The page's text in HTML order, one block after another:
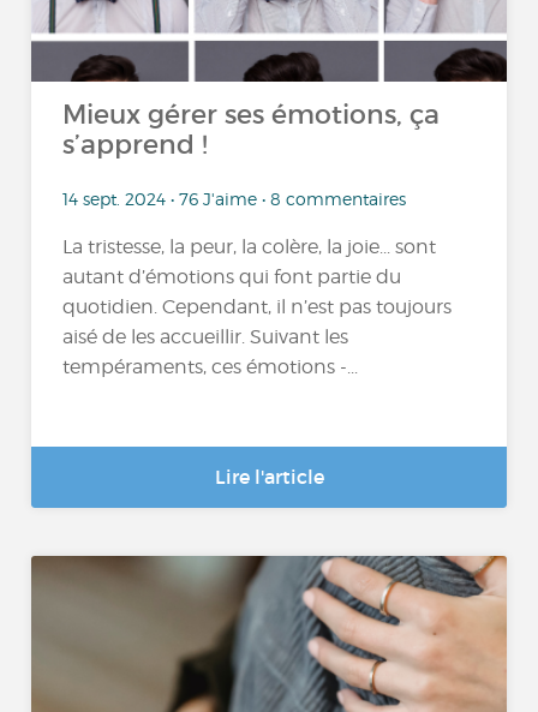
Mieux gérer ses émotions, ça
s’apprend !
14 sept. 2024 • 76 J'aime • 8 commentaires
La tristesse, la peur, la colère, la joie... sont
autant d’émotions qui font partie du
quotidien. Cependant, il n’est pas toujours
aisé de les accueillir. Suivant les
tempéraments, ces émotions -...
Lire l'article